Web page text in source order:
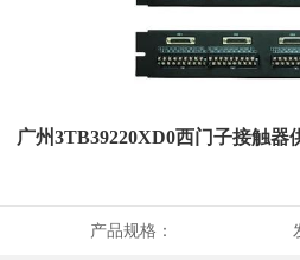
广州3TB39220XD0西门子接触器
产品规格：